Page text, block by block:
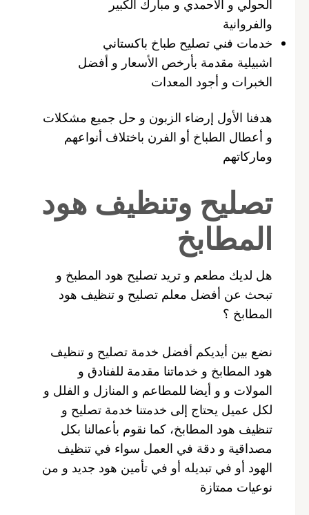
الحولي و الأحمدي و مبارك الكبير
والفروانية
خدمات فني تصليح طباخ باكستاني
اشبيلية مقدمة بأرخص الأسعار و أفضل
الخبرات و أجود المعدات
هدفنا الأول إرضاء الزبون و حل جميع مشكلات
و أعطال الطباخ أو الفرن باختلاف أنواعهم
وماركاتهم
تصليح وتنظيف هود
المطابخ
هل لديك مطعم و تريد تصليح هود المطبخ و
تبحث عن أفضل معلم تصليح و تنظيف هود
المطابخ ؟
نضع بين أيديكم أفضل خدمة تصليح و تنظيف
هود المطابخ و خدماتنا مقدمة للفنادق و
المولات و و أيضا للمطاعم و المنازل و الفلل و
لكل عميل يحتاج إلى خدمتنا خدمة تصليح و
تنظيف هود المطابخ، كما نقوم بأعمالنا بكل
مصداقية و دقة في العمل سواء في تنظيف
الهود أو في تبديله أو في تأمين هود جديد و من
نوعيات ممتازة